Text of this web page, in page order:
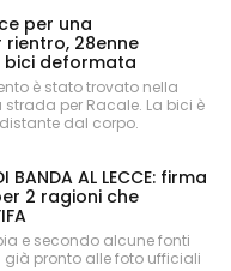
per una
28enne
deformata
è stato trovato nella
per Racale. La bici è
dal corpo.
BANDA AL LECCE: firma
2 ragioni che
e secondo alcune fonti
già pronto alle foto ufficiali